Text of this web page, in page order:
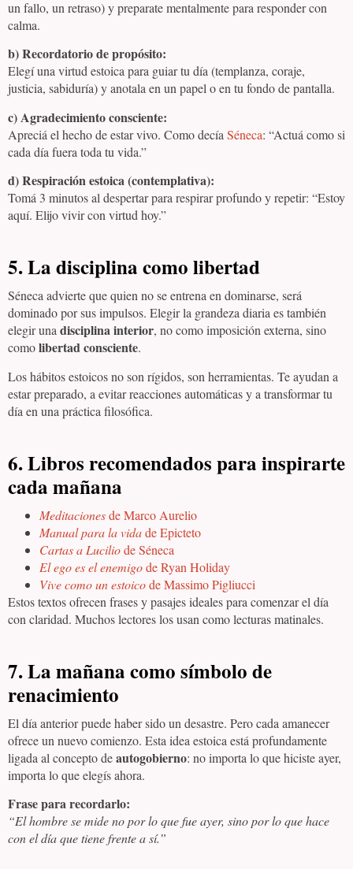
un fallo, un retraso) y preparate mentalmente para responder con
calma.
b) Recordatorio de propósito:
Elegí una virtud estoica para guiar tu día (templanza, coraje,
justicia, sabiduría) y anotala en un papel o en tu fondo de pantalla.
c) Agradecimiento consciente:
Apreciá el hecho de estar vivo. Como decía Séneca: “Actuá como si
cada día fuera toda tu vida.”
d) Respiración estoica (contemplativa):
Tomá 3 minutos al despertar para respirar profundo y repetir: “Estoy
aquí. Elijo vivir con virtud hoy.”
5. La disciplina como libertad
Séneca advierte que quien no se entrena en dominarse, será
dominado por sus impulsos. Elegir la grandeza diaria es también
elegir una disciplina interior, no como imposición externa, sino
comolibertad consciente.
Los hábitos estoicos no son rígidos, son herramientas. Te ayudan a
estar preparado, a evitar reacciones automáticas y a transformar tu
día en una práctica filosófica.
6. Libros recomendados para inspirarte
cada mañana
Meditacionesde Marco Aurelio
Manual para la vidade Epicteto
Cartas a Luciliode Séneca
El ego es el enemigode Ryan Holiday
Vive como un estoicode Massimo Pigliucci
Estos textos ofrecen frases y pasajes ideales para comenzar el día
con claridad. Muchos lectores los usan como lecturas matinales.
7. La mañana como símbolo de
renacimiento
El día anterior puede haber sido un desastre. Pero cada amanecer
ofrece un nuevo comienzo. Esta idea estoica está profundamente
ligada al concepto deautogobierno: no importa lo que hiciste ayer,
importa lo que elegís ahora.
Frase para recordarlo:
“El hombre se mide no por lo que fue ayer, sino por lo que hace
con el día que tiene frente a sí.”